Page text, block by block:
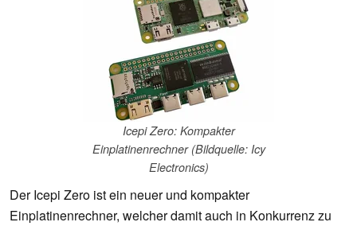
Icepi Zero: Kompakter
Einplatinenrechner (Bildquelle: Icy
Electronics)
Der Icepi Zero ist ein neuer und kompakter
Einplatinenrechner, welcher damit auch in Konkurrenz zu